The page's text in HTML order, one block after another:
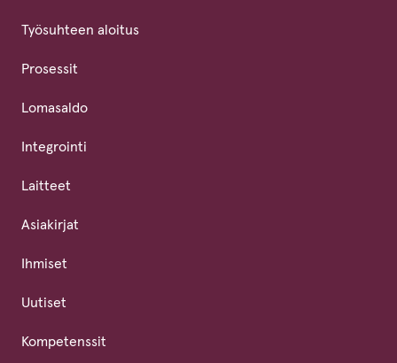
Työsuhteen aloitus
Prosessit
Lomasaldo
Integrointi
Laitteet
Asiakirjat
Ihmiset
Uutiset
Kompetenssit